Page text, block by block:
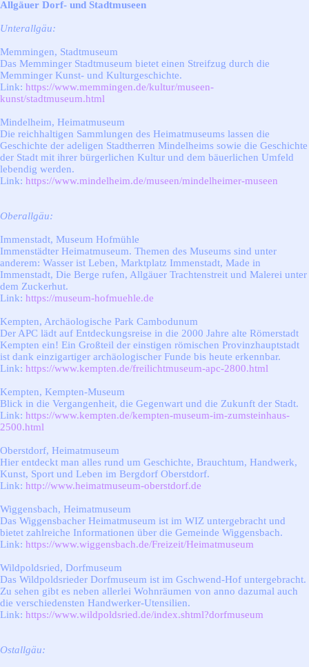
Allgäuer Dorf- und Stadtmuseen
Unterallgäu:
Memmingen, Stadtmuseum
Das Memminger Stadtmuseum bietet einen Streifzug durch die
Memminger Kunst- und Kulturgeschichte.
Link: https://www.memmingen.de/kultur/museen-
kunst/stadtmuseum.html
Mindelheim, Heimatmuseum
Die reichhaltigen Sammlungen des Heimatmuseums lassen die
Geschichte der adeligen Stadtherren Mindelheims sowie die Geschichte
der Stadt mit ihrer bürgerlichen Kultur und dem bäuerlichen Umfeld
lebendig werden.
Link: https://www.mindelheim.de/museen/mindelheimer-museen
Oberallgäu:
Immenstadt, Museum Hofmühle
Immenstädter Heimatmuseum. Themen des Museums sind unter
anderem: Wasser ist Leben, Marktplatz Immenstadt, Made in
Immenstadt, Die Berge rufen, Allgäuer Trachtenstreit und Malerei unter
dem Zuckerhut.
Link: https://museum-hofmuehle.de
Kempten, Archäologische Park Cambodunum
Der APC lädt auf Entdeckungsreise in die 2000 Jahre alte Römerstadt
Kempten ein! Ein Großteil der einstigen römischen Provinzhauptstadt
ist dank einzigartiger archäologischer Funde bis heute erkennbar.
Link: https://www.kempten.de/freilichtmuseum-apc-2800.html
Kempten, Kempten-Museum
Blick in die Vergangenheit, die Gegenwart und die Zukunft der Stadt.
Link: https://www.kempten.de/kempten-museum-im-zumsteinhaus-
2500.html
Oberstdorf, Heimatmuseum
Hier entdeckt man alles rund um Geschichte, Brauchtum, Handwerk,
Kunst, Sport und Leben im Bergdorf Oberstdorf.
Link: http://www.heimatmuseum-oberstdorf.de
Wiggensbach, Heimatmuseum
Das Wiggensbacher Heimatmuseum ist im WIZ untergebracht und
bietet zahlreiche Informationen über die Gemeinde Wiggensbach.
Link: https://www.wiggensbach.de/Freizeit/Heimatmuseum
Wildpoldsried, Dorfmuseum
Das Wildpoldsrieder Dorfmuseum ist im Gschwend-Hof untergebracht.
Zu sehen gibt es neben allerlei Wohnräumen von anno dazumal auch
die verschiedensten Handwerker-Utensilien.
Link: https://www.wildpoldsried.de/index.shtml?dorfmuseum
Ostallgäu: